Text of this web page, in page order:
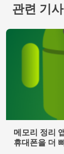
관련 기사
메모리 정리
휴대폰을 더